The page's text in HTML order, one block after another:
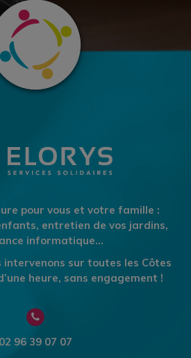
pour vous et votre famille :
entretien de vos jardins,
informatique…
intervenons sur toutes les Côtes
heure, sans engagement !
02 96 39 07 07